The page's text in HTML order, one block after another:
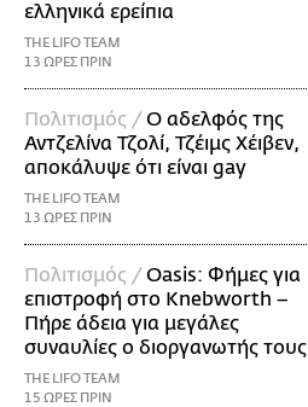
ελληνικά ερείπια
THE LIFO TEAM
13 ΩΡΕΣ ΠΡΙΝ
Πολιτισμός /Ο αδελφός της
Αντζελίνα Τζολί, Τζέιμς Χέιβεν,
αποκάλυψε ότι είναι gay
THE LIFO TEAM
13 ΩΡΕΣ ΠΡΙΝ
Πολιτισμός /Oasis: Φήμες για
επιστροφή στο Knebworth –
Πήρε άδεια για μεγάλες
συναυλίες ο διοργανωτής τους
THE LIFO TEAM
15 ΩΡΕΣ ΠΡΙΝ